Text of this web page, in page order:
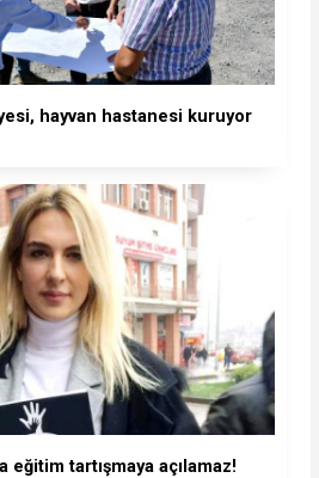
hayvan hastanesi kuruyor
eğitim tartışmaya açılamaz!